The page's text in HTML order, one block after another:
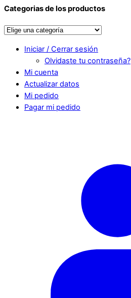
Categorias de los productos
Iniciar / Cerrar sesión
Olvidaste tu contraseña?
Mi cuenta
Actualizar datos
Mi pedido
Pagar mi pedido